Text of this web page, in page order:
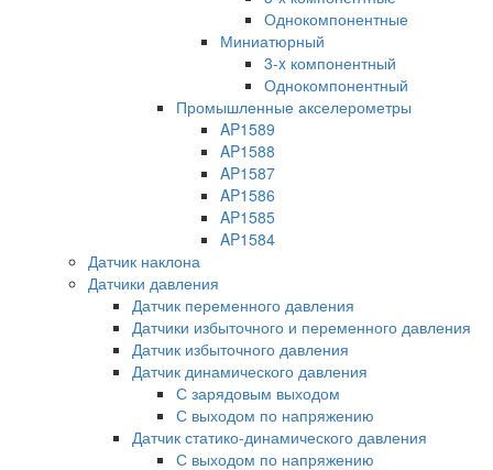
Однокомпонентные
Миниатюрный
3-x компонентный
Однокомпонентный
Промышленные акселерометры
AP1589
AP1588
AP1587
AP1586
AP1585
AP1584
Датчик наклона
Датчики давления
Датчик переменного давления
Датчики избыточного и переменного давления
Датчик избыточного давления
Датчик динамического давления
С зарядовым выходом
С выходом по напряжению
Датчик статико-динамического давления
С выходом по напряжению